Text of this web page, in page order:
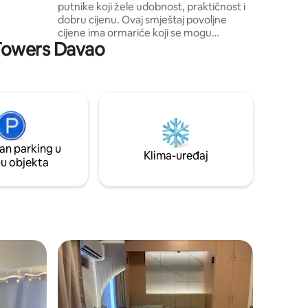
putnike koji žele udobnost, praktičnost i
dobru cijenu. Ovaj smještaj povoljne
cijene ima ormariće koji se mogu
zaključati pojedinačnim ključevima.
Napomena: plivanje i ronjenje nisu
trgovinama, restoranima i osnovnim
sadržajima. Rezervirajte smještaj odmah i
iskusite život bez stresa!
Davao
parking u
objekta
Klima-uređaj